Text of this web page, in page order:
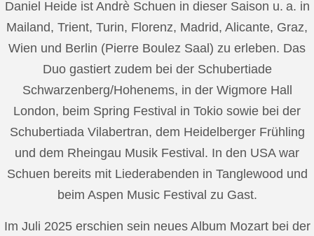
Daniel Heide ist Andrè Schuen in dieser Saison u. a. in
Mailand, Trient, Turin, Florenz, Madrid, Alicante, Graz,
Wien und Berlin (Pierre Boulez Saal) zu erleben. Das
Duo gastiert zudem bei der Schubertiade
Schwarzenberg/Hohenems, in der Wigmore Hall
London, beim Spring Festival in Tokio sowie bei der
Schubertiada Vilabertran, dem Heidelberger Frühling
und dem Rheingau Musik Festival. In den USA war
Schuen bereits mit Liederabenden in Tanglewood und
beim Aspen Music Festival zu Gast.
Im Juli 2025 erschien sein neues Album Mozart bei der